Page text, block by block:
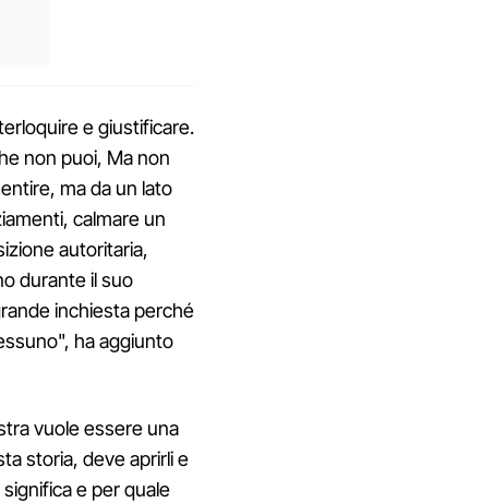
e giustificare.
non puoi, Ma non
ma da un lato
calmare un
autoritaria,
durante il suo
inchiesta perché
ha aggiunto
vuole essere una
storia, deve aprirli e
e per quale